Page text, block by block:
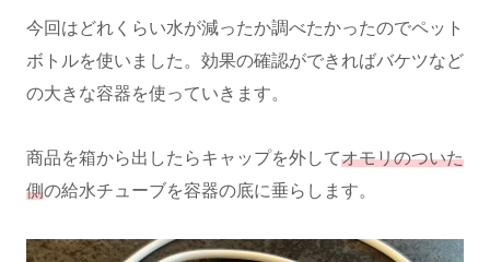
今回はどれくらい水が減ったか調べたかったのでペット
ボトルを使いました。効果の確認ができればバケツなど
の大きな容器を使っていきます。
商品を箱から出したらキャップを外してオモリのついた
側の給水チューブを容器の底に垂らします。